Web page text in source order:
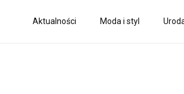
Aktualności Moda i styl